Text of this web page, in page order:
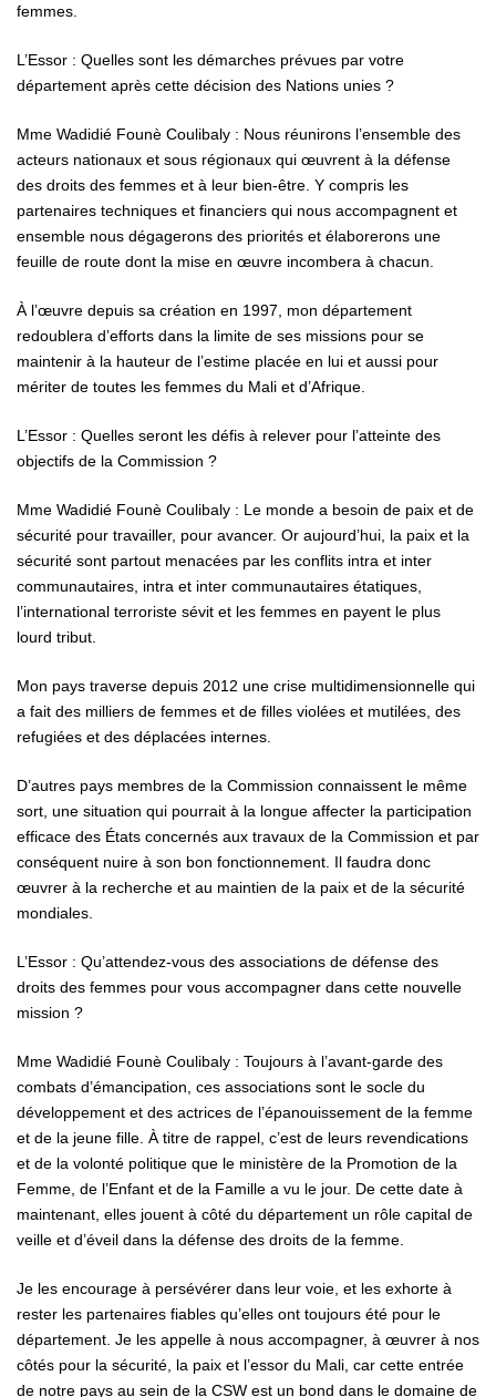
femmes.
L’Essor : Quelles sont les démarches prévues par votre
département après cette décision des Nations unies ?
Mme Wadidié Founè Coulibaly : Nous réunirons l’ensemble des
acteurs nationaux et sous régionaux qui œuvrent à la défense
des droits des femmes et à leur bien-être. Y compris les
partenaires techniques et financiers qui nous accompagnent et
ensemble nous dégagerons des priorités et élaborerons une
feuille de route dont la mise en œuvre incombera à chacun.
À l’œuvre depuis sa création en 1997, mon département
redoublera d’efforts dans la limite de ses missions pour se
maintenir à la hauteur de l’estime placée en lui et aussi pour
mériter de toutes les femmes du Mali et d’Afrique.
L’Essor : Quelles seront les défis à relever pour l’atteinte des
objectifs de la Commission ?
Mme Wadidié Founè Coulibaly : Le monde a besoin de paix et de
sécurité pour travailler, pour avancer. Or aujourd’hui, la paix et la
sécurité sont partout menacées par les conflits intra et inter
communautaires, intra et inter communautaires étatiques,
l’international terroriste sévit et les femmes en payent le plus
lourd tribut.
Mon pays traverse depuis 2012 une crise multidimensionnelle qui
a fait des milliers de femmes et de filles violées et mutilées, des
refugiées et des déplacées internes.
D’autres pays membres de la Commission connaissent le même
sort, une situation qui pourrait à la longue affecter la participation
efficace des États concernés aux travaux de la Commission et par
conséquent nuire à son bon fonctionnement. Il faudra donc
œuvrer à la recherche et au maintien de la paix et de la sécurité
mondiales.
L’Essor : Qu’attendez-vous des associations de défense des
droits des femmes pour vous accompagner dans cette nouvelle
mission ?
Mme Wadidié Founè Coulibaly : Toujours à l’avant-garde des
combats d’émancipation, ces associations sont le socle du
développement et des actrices de l’épanouissement de la femme
et de la jeune fille. À titre de rappel, c’est de leurs revendications
et de la volonté politique que le ministère de la Promotion de la
Femme, de l’Enfant et de la Famille a vu le jour. De cette date à
maintenant, elles jouent à côté du département un rôle capital de
veille et d’éveil dans la défense des droits de la femme.
Je les encourage à persévérer dans leur voie, et les exhorte à
rester les partenaires fiables qu’elles ont toujours été pour le
département. Je les appelle à nous accompagner, à œuvrer à nos
côtés pour la sécurité, la paix et l’essor du Mali, car cette entrée
de notre pays au sein de la CSW est un bond dans le domaine de